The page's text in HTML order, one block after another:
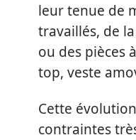
leur tenue de
travaillés, de
ou des pièces
top, veste
Cette
contraintes